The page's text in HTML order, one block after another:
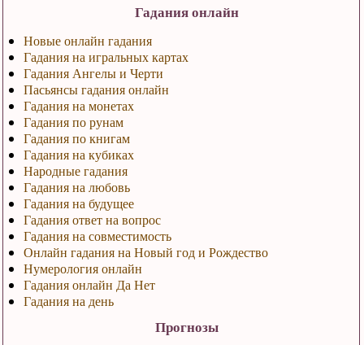
Гадания онлайн
Новые онлайн гадания
Гадания на игральных картах
Гадания Ангелы и Черти
Пасьянсы гадания онлайн
Гадания на монетах
Гадания по рунам
Гадания по книгам
Гадания на кубиках
Народные гадания
Гадания на любовь
Гадания на будущее
Гадания ответ на вопрос
Гадания на совместимость
Онлайн гадания на Новый год и Рождество
Нумерология онлайн
Гадания онлайн Да Нет
Гадания на день
Прогнозы